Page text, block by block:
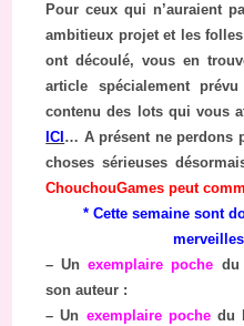
Pour ceux qui n’auraient
ambitieux projet et les
ont découlé, vous en
article spécialement
contenu des lots qui vous
ICI … A présent ne perdons
choses sérieuses
ChouchouGames peut
* Cette semaine sont
– Unexemplaire poche du
son auteur :
– Un exemplaire pochedu